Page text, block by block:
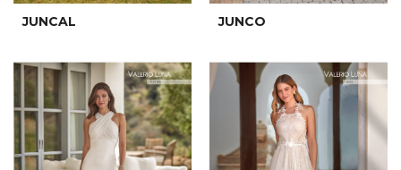
JUNCAL JUNCO